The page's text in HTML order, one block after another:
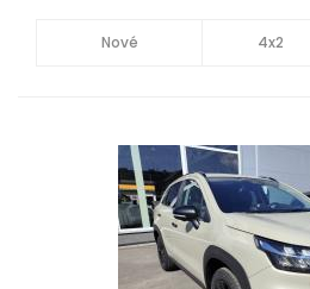
Nové 4x2